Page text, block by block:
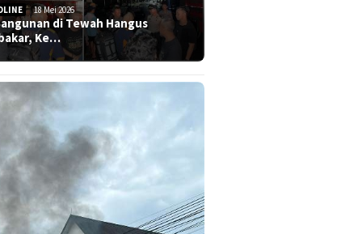
18 Mei 2026
di Tewah Hangus
Ke…